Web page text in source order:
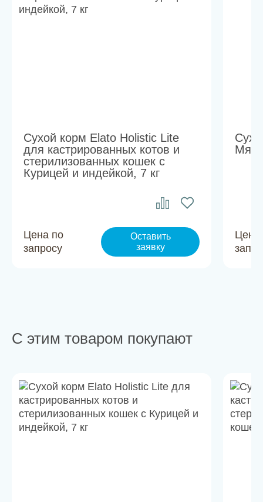
Сухой корм Elato Holistic Lite
для кастрированных котов и
стерилизованных кошек с
Курицей и индейкой, 7 кг
Цена по
запросу
Оставить
заявку
Цена
С этим товаром покупают